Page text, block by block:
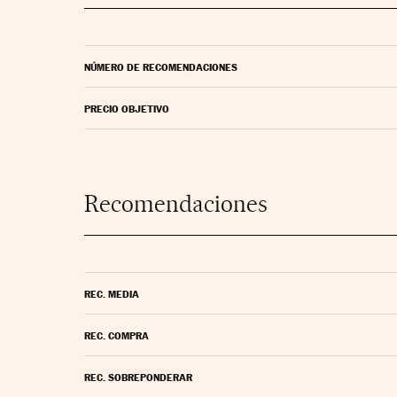
NÚMERO DE RECOMENDACIONES
PRECIO OBJETIVO
Recomendaciones
REC. MEDIA
REC. COMPRA
REC. SOBREPONDERAR